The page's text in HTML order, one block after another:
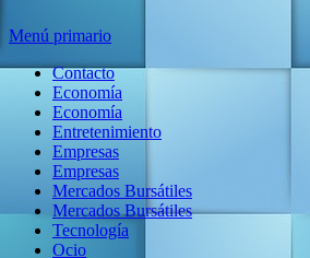
Menú primario
Contacto
Economía
Economía
Entretenimiento
Empresas
Empresas
Mercados Bursátiles
Mercados Bursátiles
Tecnología
Ocio